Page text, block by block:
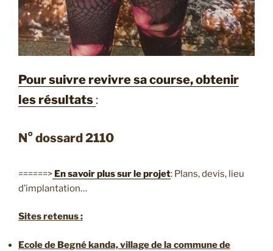
Pour suivre revivre sa course, obtenir
les résultats :
N° dossard 2110
======> En savoir plus sur le projet: Plans, devis, lieu
d’implantation…
Sites retenus :
Ecole de Begné kanda, village de la commune de